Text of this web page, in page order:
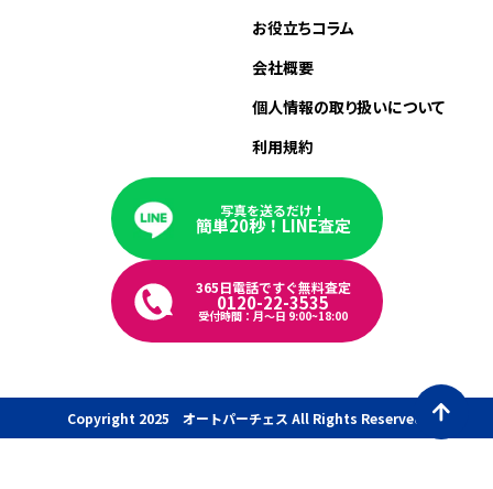
お役立ちコラム
会社概要
個人情報の取り扱いについて
利用規約
写真を送るだけ！
簡単20秒！LINE査定
365日電話ですぐ無料査定
0120-22-3535
受付時間：月〜日 9:00~18:00
Copyright 2025 オートパーチェス All Rights Reserved.